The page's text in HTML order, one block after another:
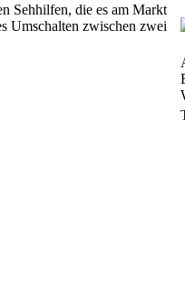
Sehhilfen, die es am Markt
Umschalten zwischen zwei